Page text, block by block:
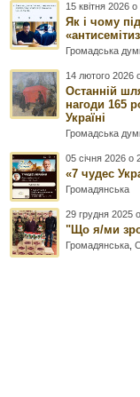
15 квітня 2026
Як і чому
Громадська
14 лютого 2026
Останній
нагоди 165
Україні
Громадська
05 січня 2026 о
«7 чудес
Громадянська
29 грудня 2025
"Що я/ми
Громадянська ,